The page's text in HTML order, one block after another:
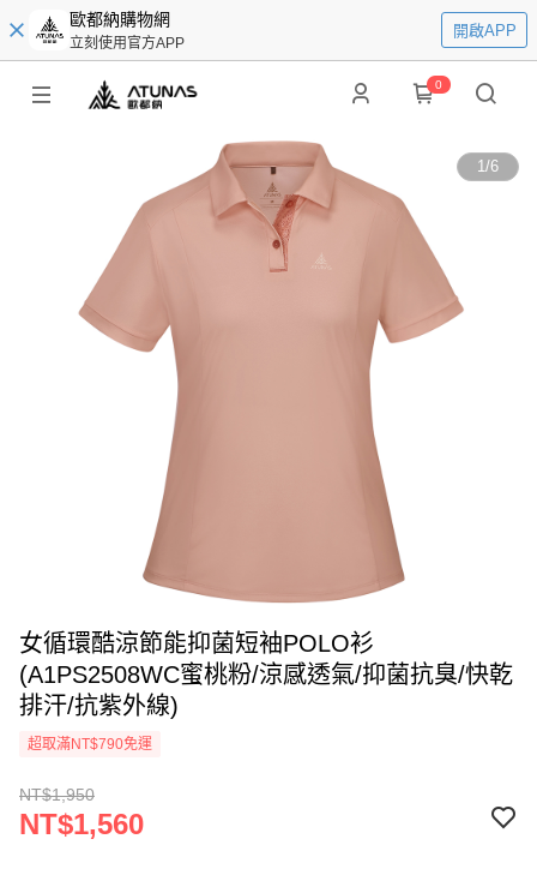
歐都納購物網
立刻使用官方APP
開啟APP
0
1/6
女循環酷涼節能抑菌短袖POLO衫
(A1PS2508WC蜜桃粉/涼感透氣/抑菌抗臭/快乾
排汗/抗紫外線)
超取滿NT$790免運
NT$1,950
NT$1,560